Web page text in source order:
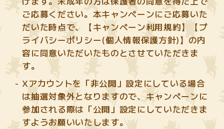
ご応募ください。本キャンペーンにご応募いた
だいた時点で、【キャンペーン利用規約】【プ
ライバシーポリシー(個人情報保護方針)】の内
容に同意いただいたものとさせていただきま
す。
Xアカウントを「非公開」設定にしている場合
は抽選対象外となりますので、キャンペーンに
参加される際は「公開」設定にしていただきま
すようお願いいたします。